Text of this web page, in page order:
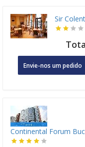
Sir
Envie-nos um pedido
Continental Forum